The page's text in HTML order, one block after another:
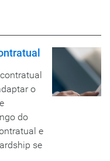
o
do
e
se